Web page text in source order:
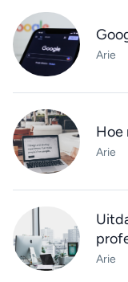
Arie
Hoe
Arie
Arie